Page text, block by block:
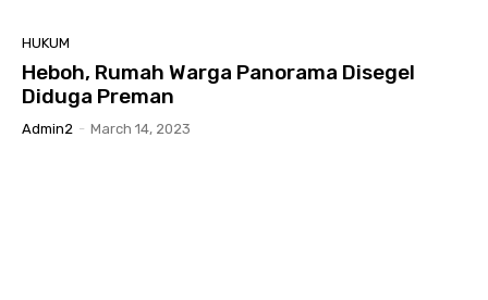
HUKUM
Heboh, Rumah Warga Panorama Disegel
Diduga Preman
Admin2 - March 14, 2023